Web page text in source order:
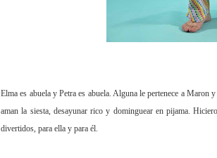
Elma es abuela y Petra es abuela. Alguna le pertenece a
aman la siesta, desayunar rico y dominguear en pijama.
divertidos, para ella y para él.